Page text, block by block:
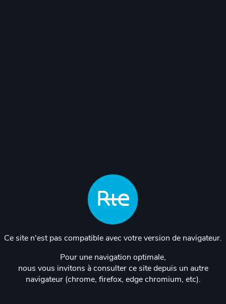
Ce site n'est pas compatible avec votre version de navigateur.
Pour une navigation optimale,
nous vous invitons à consulter ce site depuis un autre
navigateur (chrome, firefox, edge chromium, etc).